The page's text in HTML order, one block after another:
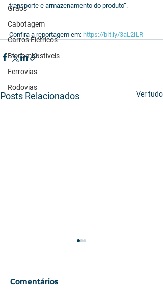
Grãos
Cabotagem
Carros Elétricos
Biocombustíveis
Ferrovias
Rodovias
transporte e armazenamento do produto”.
Confira a reportagem em: https://bit.ly/3aL2iLR
Posts Relacionados Ver tudo
Comentários